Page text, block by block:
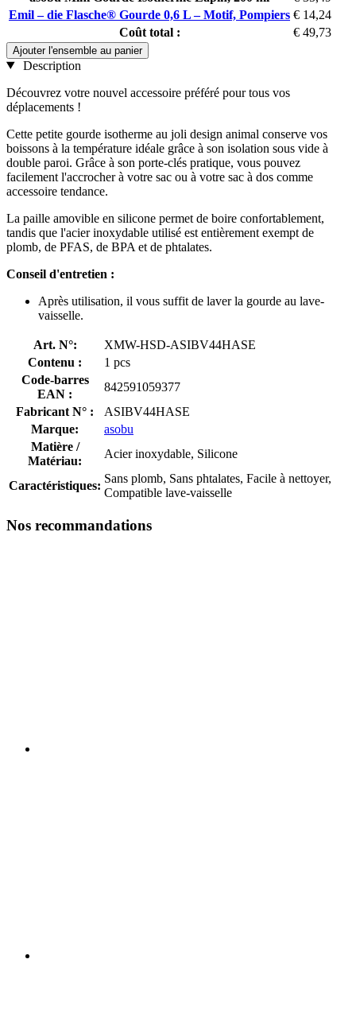
Emil – die Flasche® Gourde 0,6 L – Motif, Pompiers € 14,24
Coût total :
€ 49,73
Ajouter l'ensemble au panier
Description
Découvrez votre nouvel accessoire préféré pour tous vos
déplacements !
Cette petite gourde isotherme au joli design animal conserve vos
boissons à la température idéale grâce à son isolation sous vide à
double paroi. Grâce à son porte-clés pratique, vous pouvez
facilement l'accrocher à votre sac ou à votre sac à dos comme
accessoire tendance.
La paille amovible en silicone permet de boire confortablement,
tandis que l'acier inoxydable utilisé est entièrement exempt de
plomb, de PFAS, de BPA et de phtalates.
Conseil d'entretien :
Après utilisation, il vous suffit de laver la gourde au lave-
vaisselle.
Art. N°:
XMW-HSD-ASIBV44HASE
Contenu :
1 pcs
Code-barres
EAN :
842591059377
Fabricant N° :
ASIBV44HASE
Marque:
asobu
Matière /
Matériau:
Acier inoxydable, Silicone
Caractéristiques:
Sans plomb, Sans phtalates, Facile à nettoyer,
Compatible lave-vaisselle
Nos recommandations